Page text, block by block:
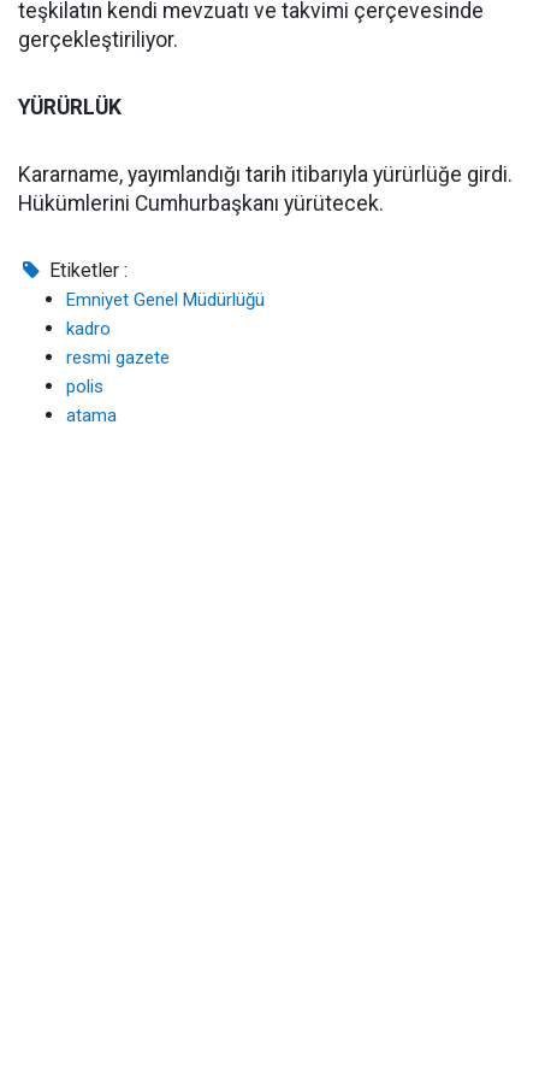
teşkilatın kendi mevzuatı ve takvimi çerçevesinde
gerçekleştiriliyor.
YÜRÜRLÜK
Kararname, yayımlandığı tarih itibarıyla yürürlüğe girdi.
Hükümlerini Cumhurbaşkanı yürütecek.
Etiketler :
Emniyet Genel Müdürlüğü
kadro
resmi gazete
polis
atama